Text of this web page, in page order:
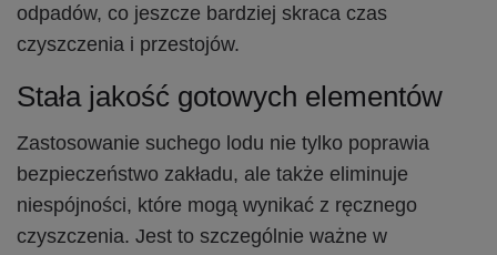
odpadów, co jeszcze bardziej skraca czas
czyszczenia i przestojów.
Stała jakość gotowych elementów
Zastosowanie suchego lodu nie tylko poprawia
bezpieczeństwo zakładu, ale także eliminuje
niespójności, które mogą wynikać z ręcznego
czyszczenia. Jest to szczególnie ważne w